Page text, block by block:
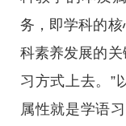
务，即学科的
科素养发展的
习方式上去。”
属性就是学语